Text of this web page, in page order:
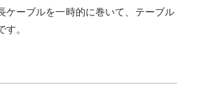
ケーブルを一時的に巻いて、テーブル
。